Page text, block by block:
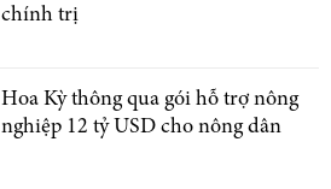
chính trị
Hoa Kỳ thông qua gói hỗ trợ nông
nghiệp 12 tỷ USD cho nông dân